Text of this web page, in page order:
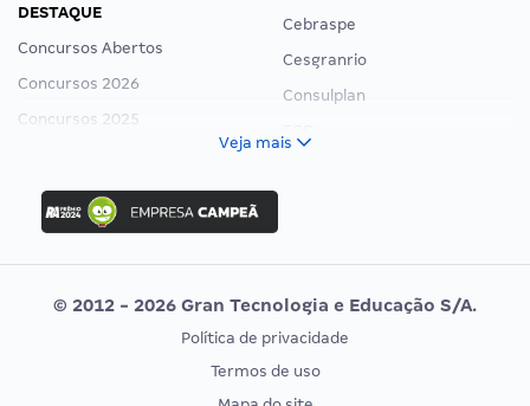
DESTAQUE
Concursos Abertos
Concursos 2026
Concursos 2025
Concurso Ibama
Concurso MPU
Editais publicados
Cebraspe
Cesgranrio
Consulplan
Vunesp
CONCURSOS POR PROFISSÃO
EXAME DE ORDEM
Veja mais
© 2012 - 2026 Gran Tecnologia e Educação S/A.
Política de privacidade
Termos de uso